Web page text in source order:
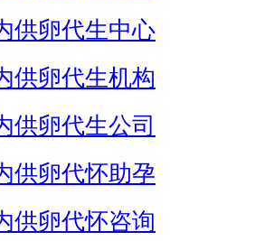
供卵代生中心
供卵代生机构
供卵代生公司
供卵代怀助孕
供卵代怀咨询